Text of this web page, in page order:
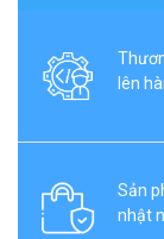
lên
Sản
nhật